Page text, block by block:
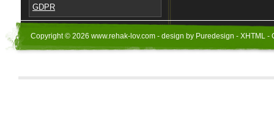
GDPR
Copyright © 2026 www.rehak-lov.com - design by Puredesign - XHTML -